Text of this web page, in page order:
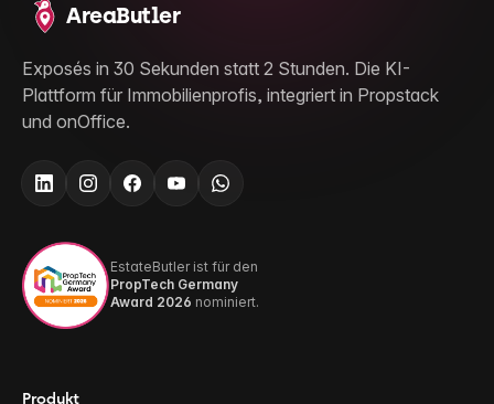
AreaButler
Exposés in 30 Sekunden statt 2 Stunden. Die KI-
Plattform für Immobilienprofis, integriert in Propstack
und onOffice.
EstateButler ist für den
PropTech Germany
Award 2026 nominiert.
Produkt